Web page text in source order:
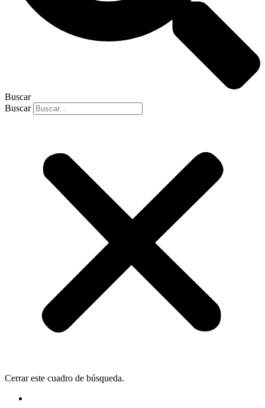
Buscar
Buscar
Cerrar este cuadro de búsqueda.